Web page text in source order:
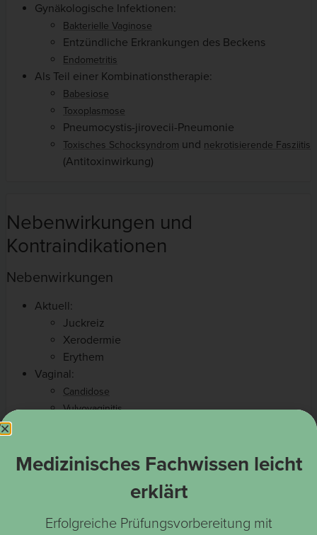
Gynäkologische Infektionen:
Bakterielle Vaginose
Entzündliche Erkrankungen des Beckens
Endometritis
Als Teil einer Kombinationstherapie:
Babesiose
Toxoplasmose
Pneumocystis-jirovecii-Pneumonie
Toxisches Schocksyndrom und nekrotisierende Fasziitis
(Antitoxinwirkung)
Nebenwirkungen und
Kontraindikationen
Nebenwirkungen
Aktuell:
Juckreiz
Xerodermie
Erythem
Vaginal:
Candidose
Vulvovaginitis
Pseudomembranöse Kolitis (Clostridium difficile)
Metallischer Geschmack
Agranulozytose
Medizinisches Fachwissen leicht
erklärt
Erfolgreiche Prüfungsvorbereitung mit